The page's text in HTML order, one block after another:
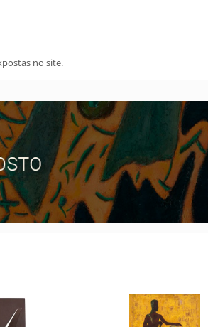
no site.